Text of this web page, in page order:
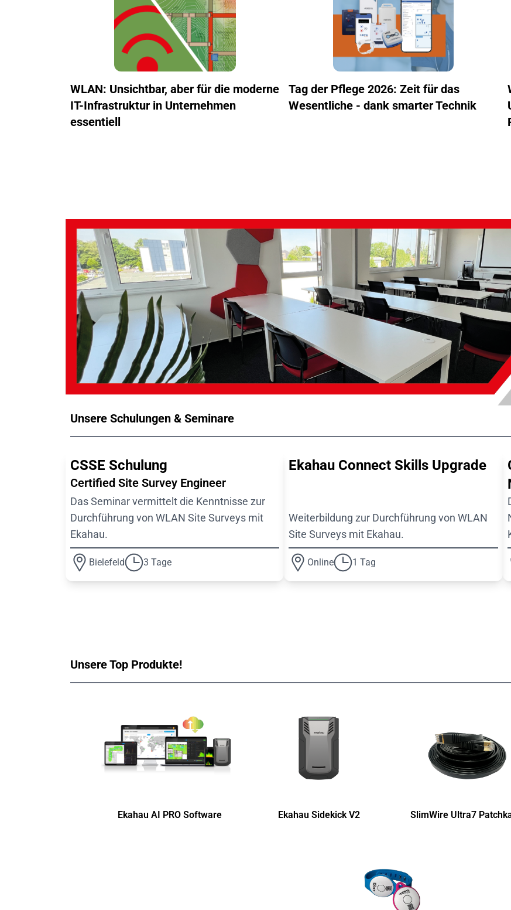
WLAN: Unsichtbar, aber für die moderne
IT-Infrastruktur in Unternehmen
essentiell
Tag der Pflege 2026: Zeit für das
Wesentliche - dank smarter Technik
Unsere Schulungen & Seminare
CSSE Schulung
Certified Site Survey Engineer
Das Seminar vermittelt die Kenntnisse zur
Durchführung von WLAN Site Surveys mit
Ekahau.
Bielefeld 3 Tage
Ekahau Connect Skills Upgrade
Weiterbildung zur Durchführung von WLAN
Site Surveys mit Ekahau.
Online 1 Tag
Unsere Top Produkte!
Ekahau AI PRO Software Ekahau Sidekick V2 SlimWire Ultra7